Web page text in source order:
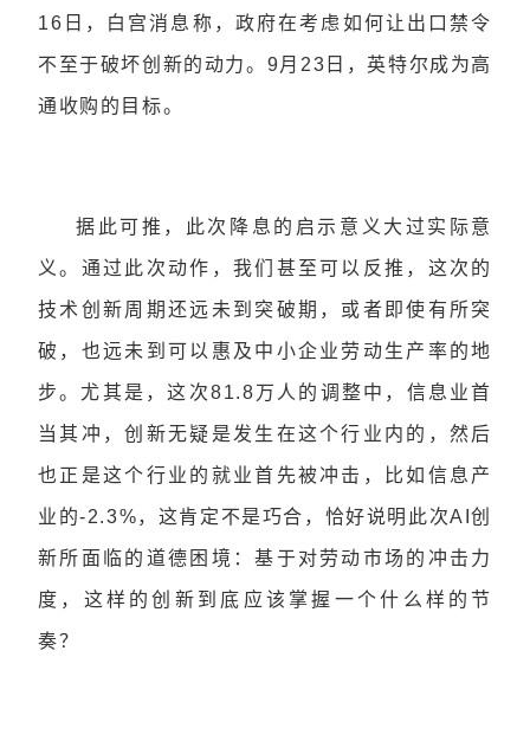
16日，白宫消息称，政府在考虑如何让出口禁令
不至于破坏创新的动力。9月23日，英特尔成为高
通收购的目标。
据此可推，此次降息的启示意义大过实际意
义。通过此次动作，我们甚至可以反推，这次的
技术创新周期还远未到突破期，或者即使有所突
破，也远未到可以惠及中小企业劳动生产率的地
步。尤其是，这次81.8万人的调整中，信息业首
当其冲，创新无疑是发生在这个行业内的，然后
也正是这个行业的就业首先被冲击，比如信息产
业的-2.3%，这肯定不是巧合，恰好说明此次AI创
新所面临的道德困境：基于对劳动市场的冲击力
度，这样的创新到底应该掌握一个什么样的节
奏？